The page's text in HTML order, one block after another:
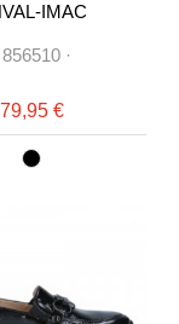
IMAC
856510 ·
79,95 €